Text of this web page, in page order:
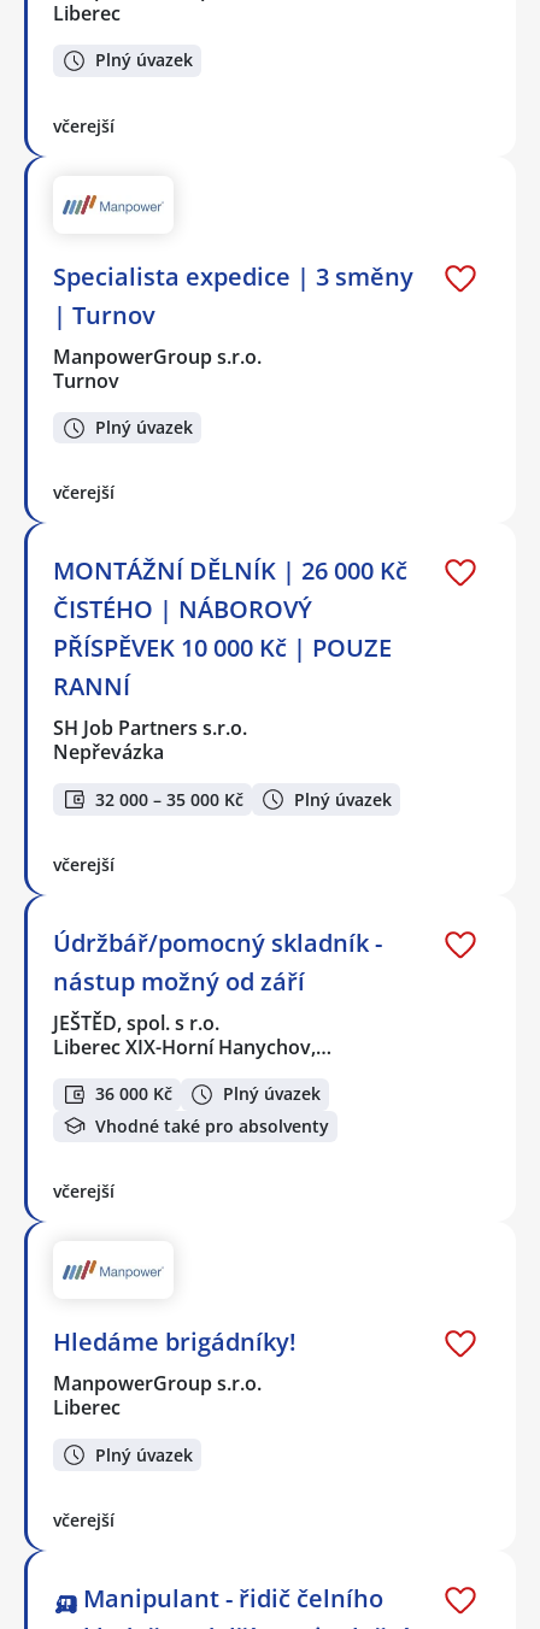
Liberec
Plný úvazek
včerejší
Specialista expedice | 3 směny
| Turnov
ManpowerGroup s.r.o.
Turnov
Plný úvazek
včerejší
MONTÁŽNÍ DĚLNÍK | 26 000 Kč
ČISTÉHO | NÁBOROVÝ
PŘÍSPĚVEK 10 000 Kč | POUZE
RANNÍ
SH Job Partners s.r.o.
Nepřevázka
32 000 – 35 000 Kč Plný úvazek
včerejší
Údržbář/pomocný skladník -
nástup možný od září
JEŠTĚD, spol. s r.o.
Liberec XIX-Horní Hanychov,…
36 000 Kč
Plný úvazek
Vhodné také pro absolventy
včerejší
Hledáme brigádníky!
ManpowerGroup s.r.o.
Liberec
Plný úvazek
včerejší
🛺 Manipulant - řidič čelního